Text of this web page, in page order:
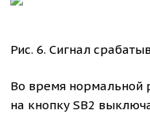
Рис. 6. Сигнал
Во время нормальной
на кнопку SB2